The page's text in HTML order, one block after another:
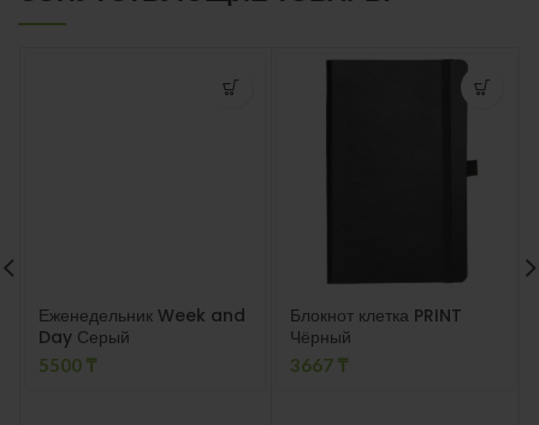
Еженедельник Week and
Day Серый
5500 ₸
Блокнот клетка PRINT
Чёрный
3667 ₸